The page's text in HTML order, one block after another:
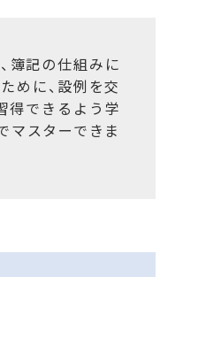
簿記の仕組みに
めに、設例を交
得できるよう学
マスターできま